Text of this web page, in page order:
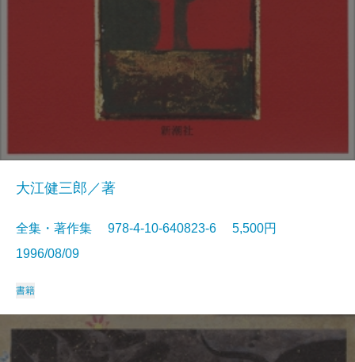
大江健三郎／著
全集・著作集 978-4-10-640823-6 5,500円
1996/08/09
書籍